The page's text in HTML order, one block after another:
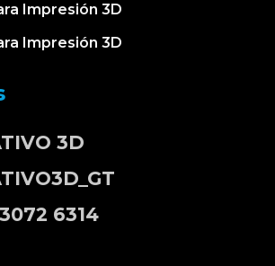
Impresión 3D
Impresión 3D
3D
6314